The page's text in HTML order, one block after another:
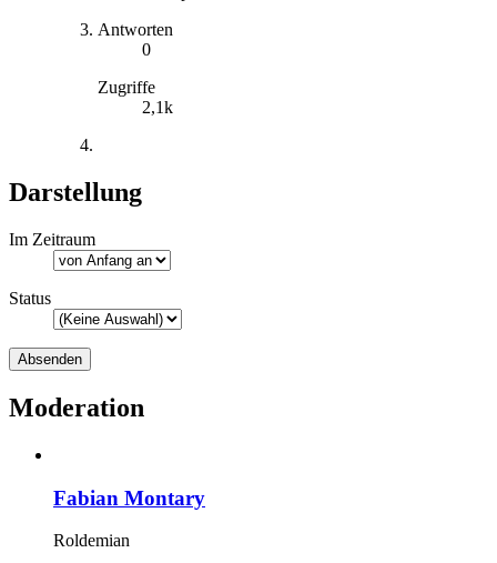
Antworten
0
Zugriffe
2,1k
Darstellung
Im Zeitraum
Status
Moderation
Fabian Montary
Roldemian